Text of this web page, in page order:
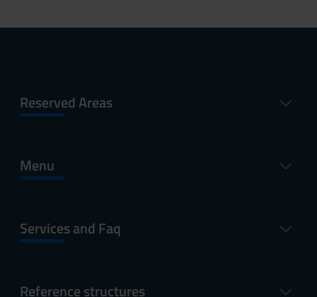
Reserved Areas
Menu
Services and Faq
Reference structures